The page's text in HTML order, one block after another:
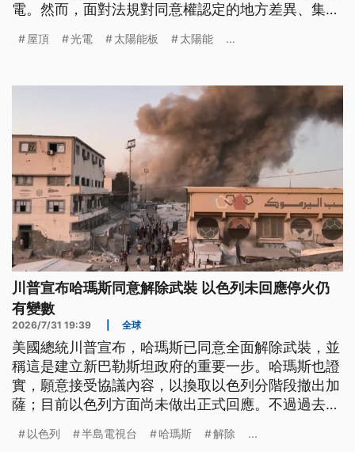
電。然而，面對法規對同意權認定的地方差異、集合
源轉型政策能否平順推行，仍有待配套措施與市場機
屋頂 光電 太陽能板 太陽能 ...
川普宣布哈瑪斯同意解除武裝 以色列未回應停火仍
有變數
2026/7/31 19:39 全球
美國總統川普宣布，哈瑪斯已同意全面解除武裝，並
稱這是建立新巴勒斯坦政府的重要一步。哈瑪斯也證
實，願意接受協議內容，以換取以色列分階段撤出加
薩；目前以色列方面尚未做出正式回應。不過過去幾
為真正的和平，仍充滿變數。
以色列 半島電視台 哈瑪斯 解除 ...